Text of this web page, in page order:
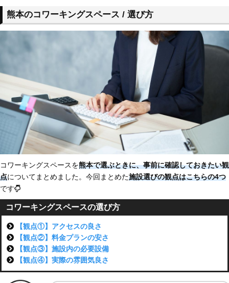
熊本のコワーキングスペース / 選び方
コワーキングスペースを熊本で選ぶときに、事前に確認しておきたい観
点についてまとめました。今回まとめた施設選びの観点はこちらの4つ
です
コワーキングスペースの選び方
【観点①】アクセスの良さ
【観点②】料金プランの安さ
【観点③】施設内の必要設備
【観点④】実際の雰囲気良さ